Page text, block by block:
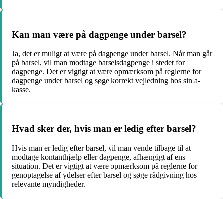
Kan man være på dagpenge under barsel?
Ja, det er muligt at være på dagpenge under barsel. Når man går
på barsel, vil man modtage barselsdagpenge i stedet for
dagpenge. Det er vigtigt at være opmærksom på reglerne for
dagpenge under barsel og søge korrekt vejledning hos sin a-
kasse.
Hvad sker der, hvis man er ledig efter barsel?
Hvis man er ledig efter barsel, vil man vende tilbage til at
modtage kontanthjælp eller dagpenge, afhængigt af ens
situation. Det er vigtigt at være opmærksom på reglerne for
genoptagelse af ydelser efter barsel og søge rådgivning hos
relevante myndigheder.